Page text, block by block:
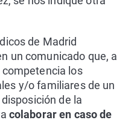
de Madrid
un comunicado que, a
competencia los
y/o familiares de un
de la
colaborar en caso de